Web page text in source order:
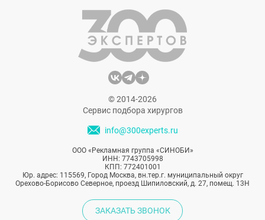
«живого Кена», но вызвала неоднозначную
реакцию окружающих.
© 2014-2026
Сервис подбора хирургов
info@300experts.ru
ООО «Рекламная группа «СИНОБИ»
ИНН: 7743705998
КПП: 772401001
Юр. адрес: 115569, Город Москва, вн.тер.г. муниципальный округ
Орехово-Борисово Северное, проезд Шипиловский, д. 27, помещ. 13Н
ЗАКАЗАТЬ ЗВОНОК